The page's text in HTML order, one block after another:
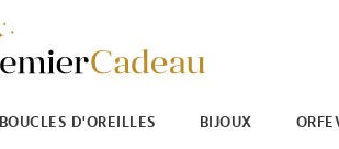
BOUCLES D'OREILLES BIJOUX